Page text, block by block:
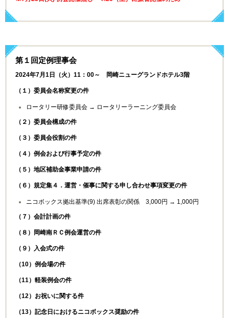
第１回定例理事会
2024年7月1日（火）11：00～ 岡崎ニューグランドホテル3階
（１）委員会名称変更の件
ロータリー研修委員会 → ロータリーラーニング委員会
（２）委員会構成の件
（３）委員会役割の件
（４）例会および行事予定の件
（５）地区補助金事業申請の件
（６）規定集４．運営・催事に関する申し合わせ事項変更の件
ニコボックス拠出基準(9) 出席表彰の関係 3,000円 → 1,000円
（７）会計計画の件
（８）岡崎南ＲＣ例会運営の件
（９）入会式の件
（10）例会場の件
（11）軽装例会の件
（12）お祝いに関する件
（13）記念日におけるニコボックス奨励の件